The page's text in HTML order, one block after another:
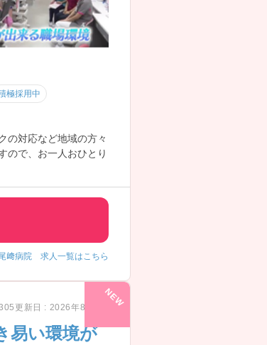
極採用中
の対応など地域の方々
ので、お一人おひとり
﨑病院 求人一覧はこちら
更新日 : 2026年8月7日
易い環境が